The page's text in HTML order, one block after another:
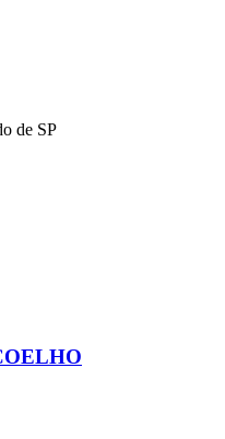
de SP